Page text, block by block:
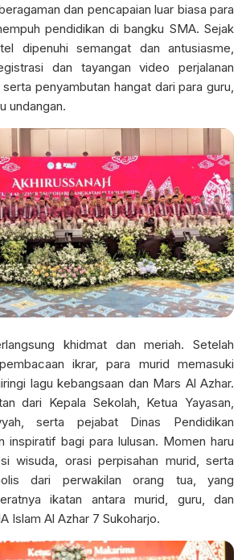
dan pencapaian luar biasa para
pendidikan di bangku SMA. Sejak
dipenuhi semangat dan antusiasme,
dan tayangan video perjalanan
penyambutan hangat dari para guru,
undangan.
khidmat dan meriah. Setelah
ikrar, para murid memasuki
lagu kebangsaan dan Mars Al Azhar.
dari Kepala Sekolah, Ketua Yayasan,
serta pejabat Dinas Pendidikan
inspiratif bagi para lulusan. Momen haru
wisuda, orasi perpisahan murid, serta
dari perwakilan orang tua, yang
ikatan antara murid, guru, dan
Islam Al Azhar 7 Sukoharjo.